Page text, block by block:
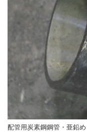
配管用炭素鋼鋼管・亜鉛